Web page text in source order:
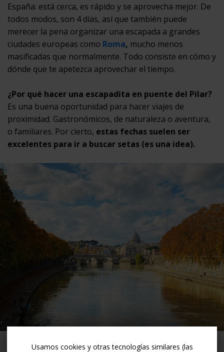
España: está cerca, es rápido y se aprovecha mejor. De
todos modos, son 4 días, así que también puede
merecer la pena organizar una escapada a grandes
ciudades europeas como Roma, mucho menos
masificadas que normalmente. Todo consiste en cómo y
dónde que te apetezca aprovechar el tiempo.
¿Por qué hacer una escapadita en puente del Pilar?
Es una buena oportunidad para hacer viajes de
proximidad. Gastronómicos, de naturaleza o aventura,
o familiares. Por cierto, estas fechas suelen ser
excelentes para ir a buscar setas (es una idea).
Usamos cookies y otras tecnologías similares (las